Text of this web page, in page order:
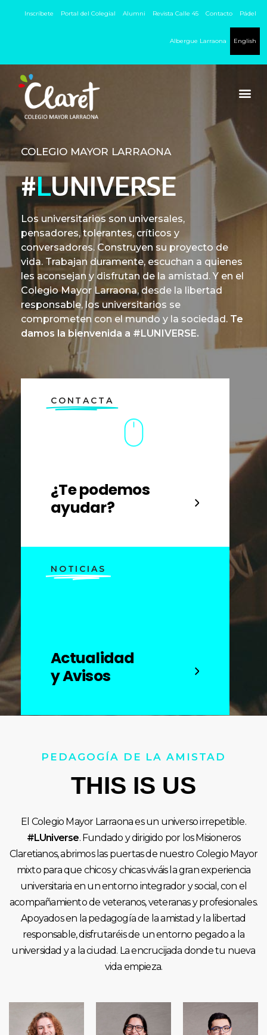
Inscríbete Portal del Colegial Alumni Revista Calle 45 Contacto Pádel
Albergue Larraona English
COLEGIO MAYOR LARRAONA
#LUNIVERSE
Los universitarios son universales,
pensadores, tolerantes, críticos y
conversadores. Construyen su proyecto de
vida. Trabajan duramente, escuchan a quienes
les aconsejan y disfrutan de la amistad. Y en el
Colegio Mayor Larraona, desde la libertad
responsable, los universitarios se
comprometen con el mundo y la sociedad. Te
damos la bienvenida a #LUNIVERSE.
CONTACTA
¿Te podemos
ayudar?
NOTICIAS
Actualidad
y Avisos
PEDAGOGÍA DE LA AMISTAD
THIS IS US
El Colegio Mayor Larraona es un universo irrepetible.
#LUniverse. Fundado y dirigido por los Misioneros
Claretianos, abrimos las puertas de nuestro Colegio Mayor
mixto para que chicos y chicas viváis la gran experiencia
universitaria en un entorno integrador y social, con el
acompañamiento de veteranos, veteranas y profesionales.
Apoyados en la pedagogía de la amistad y la libertad
responsable, disfrutaréis de un entorno pegado a la
universidad y a la ciudad. La encrucijada donde tu nueva
vida empieza.